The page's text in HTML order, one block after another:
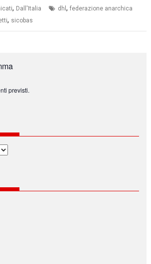
, Dall'Italia dhl,federazione anarchica
, sicobas
previsti.